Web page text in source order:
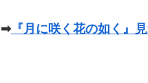
➡『月に咲く花の如く』